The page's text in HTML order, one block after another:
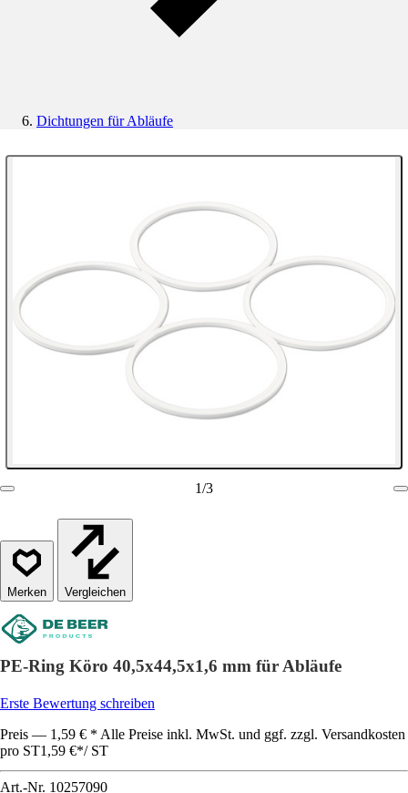
Dichtungen für Abläufe
1/3
Vergleichen
PE-Ring Köro 40,5x44,5x1,6 mm für Abläufe
Erste Bewertung schreiben
Preis — 1,59 € * Alle Preise inkl. MwSt. und ggf. zzgl. Versandkosten
pro ST1,59 €*/ ST
Art.-Nr. 10257090